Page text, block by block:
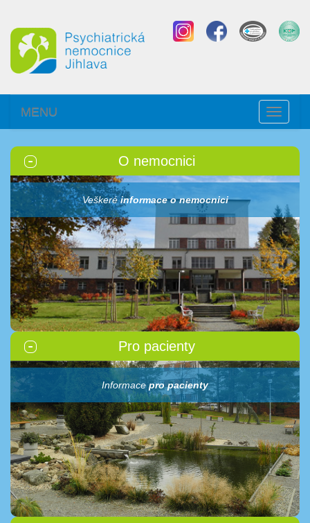
Toggle
MENU
O nemocnici
Veškeréinformace o nemocnici
Pro pacienty
Informacepro pacienty